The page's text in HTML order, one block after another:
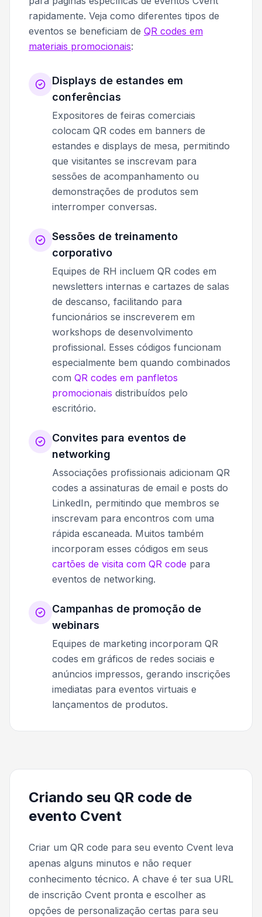
rapidamente. Veja como diferentes tipos de
eventos se beneficiam de QR codes em
materiais promocionais:
Displays de estandes em
conferências
Expositores de feiras comerciais
colocam QR codes em banners de
estandes e displays de mesa, permitindo
que visitantes se inscrevam para
sessões de acompanhamento ou
demonstrações de produtos sem
interromper conversas.
Sessões de treinamento
corporativo
Equipes de RH incluem QR codes em
newsletters internas e cartazes de salas
de descanso, facilitando para
funcionários se inscreverem em
workshops de desenvolvimento
profissional. Esses códigos funcionam
especialmente bem quando combinados
com QR codes em panfletos
promocionais distribuídos pelo
escritório.
Convites para eventos de
networking
Associações profissionais adicionam QR
codes a assinaturas de email e posts do
LinkedIn, permitindo que membros se
inscrevam para encontros com uma
rápida escaneada. Muitos também
incorporam esses códigos em seus
cartões de visita com QR code para
eventos de networking.
Campanhas de promoção de
webinars
Equipes de marketing incorporam QR
codes em gráficos de redes sociais e
anúncios impressos, gerando inscrições
imediatas para eventos virtuais e
lançamentos de produtos.
Criando seu QR code de
evento Cvent
Criar um QR code para seu evento Cvent leva
apenas alguns minutos e não requer
conhecimento técnico. A chave é ter sua URL
de inscrição Cvent pronta e escolher as
opções de personalização certas para seu